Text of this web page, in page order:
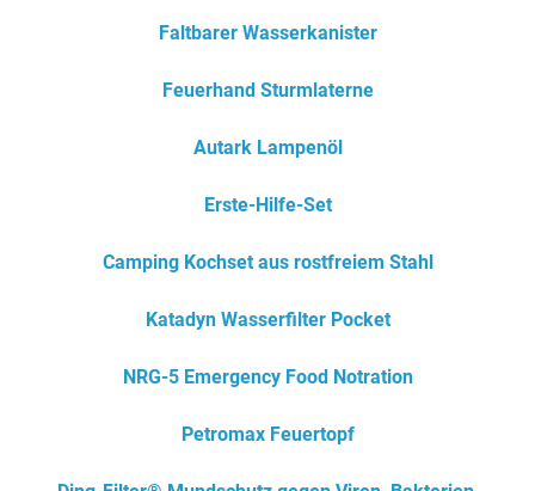
Faltbarer Wasserkanister
Feuerhand Sturmlaterne
Autark Lampenöl
Erste-Hilfe-Set
Camping Kochset aus rostfreiem Stahl
Katadyn Wasserfilter Pocket
NRG-5 Emergency Food Notration
Petromax Feuertopf